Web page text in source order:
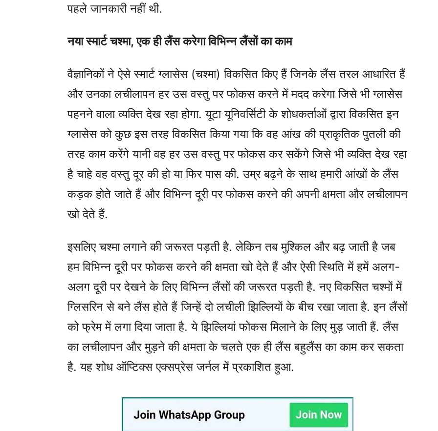
पहले जानकारी नहीं थी.
नया स्मार्ट चश्मा, एक ही लैंस करेगा विभिन्न लैंसों का काम
वैज्ञानिकों ने ऐसे स्मार्ट ग्लासेस (चश्मा) विकसित किए हैं जिनके लैंस तरल आधारित हैं
और उनका लचीलापन हर उस वस्तु पर फोकस करने में मदद करेगा जिसे भी ग्लासेस
पहनने वाला व्यक्ति देख रहा होगा. यूटा यूनिवर्सिटी के शोधकर्ताओं द्वारा विकसित इन
ग्लासेस को कुछ इस तरह विकसित किया गया कि वह आंख की प्राकृतिक पुतली की
तरह काम करेंगे यानी वह हर उस वस्तु पर फोकस कर सकेंगे जिसे भी व्यक्ति देख रहा
है चाहे वह वस्तु दूर की हो या फिर पास की. उम्र बढ़ने के साथ हमारी आंखों के लैंस
कड़क होते जाते हैं और विभिन्न दूरी पर फोकस करने की अपनी क्षमता और लचीलापन
खो देते हैं.
इसलिए चश्मा लगाने की जरूरत पड़ती है. लेकिन तब मुश्किल और बढ़ जाती है जब
हम विभिन्न दूरी पर फोकस करने की क्षमता खो देते हैं और ऐसी स्थिति में हमें अलग-
अलग दूरी पर देखने के लिए विभिन्न लैंसों की जरूरत पड़ती है. नए विकसित चश्मों में
ग्लिसरिन से बने लैंस होते हैं जिन्हें दो लचीली झिल्लियों के बीच रखा जाता है. इन लैंसों
को फ्रेम में लगा दिया जाता है. ये झिल्लियां फोकस मिलाने के लिए मुड़ जाती हैं. लैंस
का लचीलापन और मुड़ने की क्षमता के चलते एक ही लैंस बहुलैंस का काम कर सकता
है. यह शोध ऑप्टिक्स एक्सप्रेस जर्नल में प्रकाशित हुआ.